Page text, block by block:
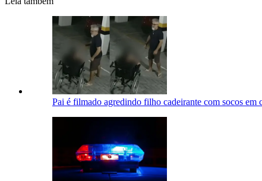
Pai é filmado agredindo filho cadeirante com socos em